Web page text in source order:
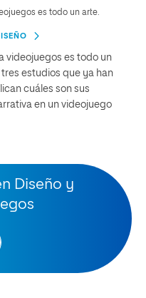
es todo un arte.
videojuegos es todo un
estudios que ya han
cuáles son sus
en un videojuego
Diseño y